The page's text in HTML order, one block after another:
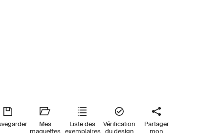
Mes
maquettes
Liste des
exemplaires
Vérification
du design
Partager
mon